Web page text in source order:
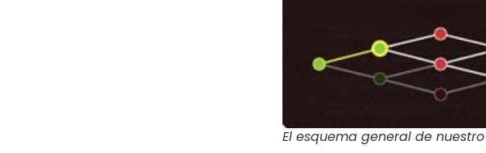
El esquema general de